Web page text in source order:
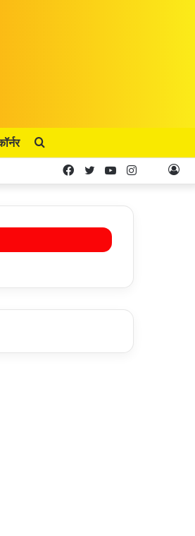
Instagram
YouTube
Twitter
Facebook